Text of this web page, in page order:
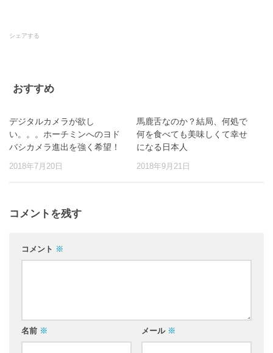
シェアする
おすすめ
デジタルカメラが欲し
い。。。ホーチミンへのヨド
バシカメラ進出を強く希望！
2018年7月20日
馬鹿舌なのか？結局、何処で
何を食べても美味しくて幸せ
になる日本人
2018年9月21日
コメントを残す
コメント ※
名前 ※ メール ※